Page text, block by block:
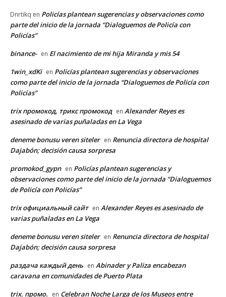
Dnrtikq en Policías plantean sugerencias y observaciones como
parte del inicio de la jornada “Dialoguemos de Policía con
Policías”
binance- en El nacimiento de mi hija Miranda y mis 54
1win_xdKi en Policías plantean sugerencias y observaciones
como parte del inicio de la jornada “Dialoguemos de Policía con
Policías”
trix промокод, трикс промокод en Alexander Reyes es
asesinado de varias puñaladas en La Vega
deneme bonusu veren siteler en Renuncia directora de hospital
Dajabón; decisión causa sorpresa
promokod_gypn en Policías plantean sugerencias y
observaciones como parte del inicio de la jornada “Dialoguemos
de Policía con Policías”
trix официальный сайт en Alexander Reyes es asesinado de
varias puñaladas en La Vega
deneme bonusu veren siteler en Renuncia directora de hospital
Dajabón; decisión causa sorpresa
раздача каждый день en Abinader y Paliza encabezan
caravana en comunidades de Puerto Plata
trix. промо. en Celebran Noche Larga de los Museos entre